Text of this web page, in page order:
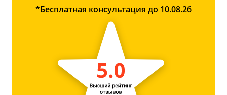
*Бесплатная консультация до 10.08.26